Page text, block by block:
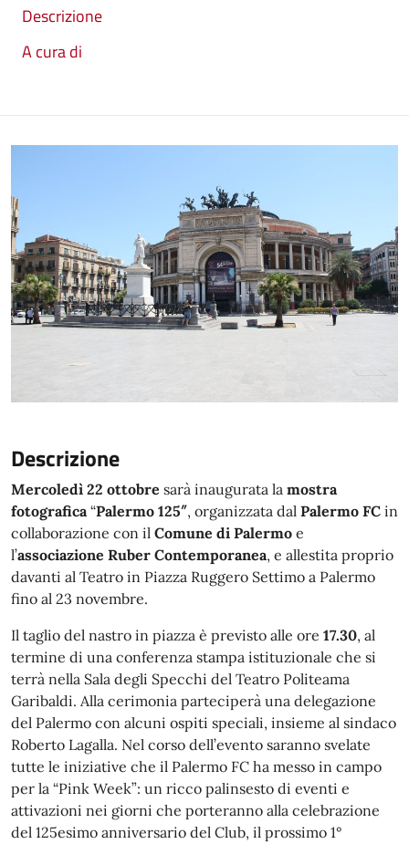
Descrizione
A cura di
Descrizione
Mercoledì 22 ottobre sarà inaugurata la mostra
fotografica “Palermo 125″, organizzata dal Palermo FC in
collaborazione con il Comune di Palermo e
l’associazione Ruber Contemporanea, e allestita proprio
davanti al Teatro in Piazza Ruggero Settimo a Palermo
fino al 23 novembre.
Il taglio del nastro in piazza è previsto alle ore 17.30, al
termine di una conferenza stampa istituzionale che si
terrà nella Sala degli Specchi del Teatro Politeama
Garibaldi. Alla cerimonia parteciperà una delegazione
del Palermo con alcuni ospiti speciali, insieme al sindaco
Roberto Lagalla. Nel corso dell’evento saranno svelate
tutte le iniziative che il Palermo FC ha messo in campo
per la “Pink Week”: un ricco palinsesto di eventi e
attivazioni nei giorni che porteranno alla celebrazione
del 125esimo anniversario del Club, il prossimo 1°